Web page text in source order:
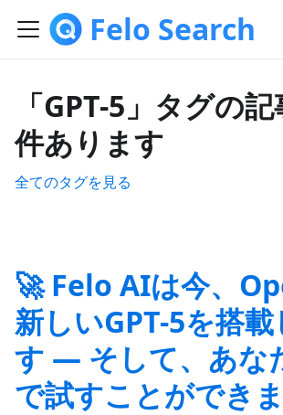
Felo Search
「GPT-5」タグの
件あります
全てのタグを見る
🚀 Felo AIは今、
新しいGPT-5を搭
す — そして、あな
で試すことができ